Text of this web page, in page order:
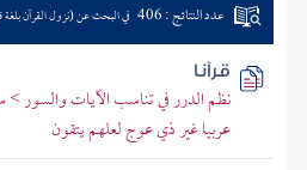
عدد النتائج : 406 في البحث عن (نزول القرآن
قرآنا
نظم الدرر في تناسب الآيات والسور >
عربيا غير ذي عوج لعلهم يتقون